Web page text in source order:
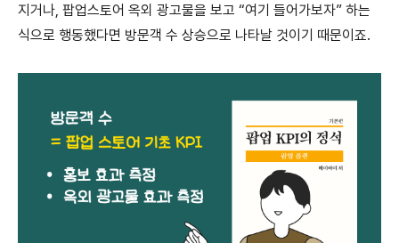
지거나, 팝업스토어 옥외 광고물을 보고 “여기 들어가보자” 하는
식으로 행동했다면 방문객 수 상승으로 나타날 것이기 때문이죠.